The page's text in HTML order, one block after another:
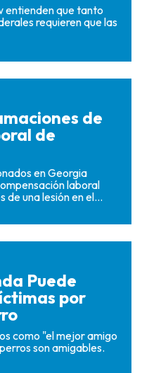
entienden que tanto
requieren que las
de
de
en Georgia
laboral
de una lesión en el...
Puede
por
como "el mejor amigo
son amigables.